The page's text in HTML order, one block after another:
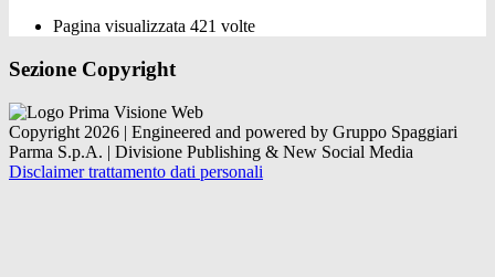
Pagina visualizzata 421 volte
Sezione Copyright
Copyright 2026 | Engineered and powered by Gruppo Spaggiari
Parma S.p.A. | Divisione Publishing & New Social Media
Disclaimer trattamento dati personali